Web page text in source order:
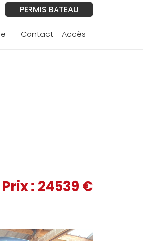
PERMIS BATEAU
Contact – Accès
Prix : 24539 €